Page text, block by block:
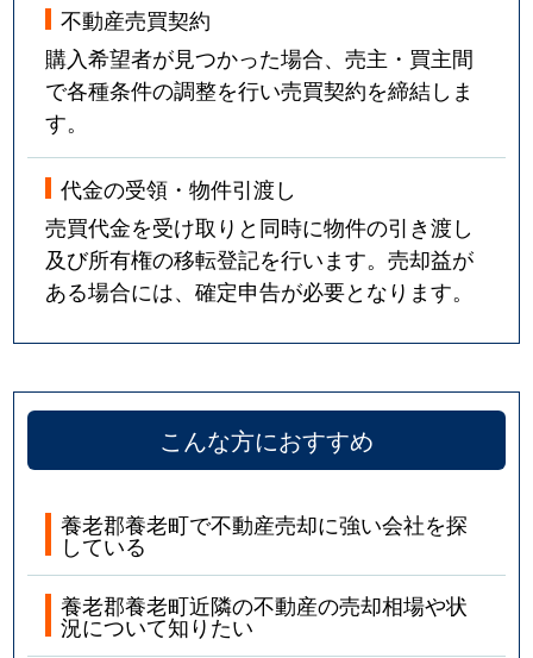
不動産売買契約
購入希望者が見つかった場合、売主・買主間
で各種条件の調整を行い売買契約を締結しま
す。
代金の受領・物件引渡し
売買代金を受け取りと同時に物件の引き渡し
及び所有権の移転登記を行います。売却益が
ある場合には、確定申告が必要となります。
こんな方におすすめ
養老郡養老町で不動産売却に強い会社を探
している
養老郡養老町近隣の不動産の売却相場や状
況について知りたい